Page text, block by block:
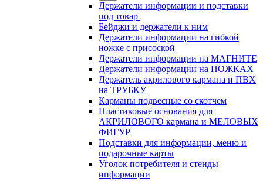
Держатели информации и подставки
под товар
Бейджи и держатели к ним
Держатели информации на гибкой
ножке с присоской
Держатели информации на МАГНИТЕ
Держатели информации на НОЖКАХ
Держатель акрилового кармана и ПВХ
на ТРУБКУ
Карманы подвесные со скотчем
Пластиковые основания для
АКРИЛОВОГО кармана и МЕЛОВЫХ
ФИГУР
Подставки для информации, меню и
подарочные карты
Уголок потребителя и стенды
информации